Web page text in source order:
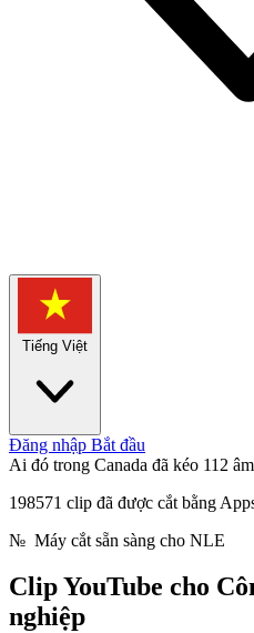
Tiếng Việt
Đăng nhập Bắt đầu
Ai đó trong Canada đã kéo 112
198571 clip đã được cắt bằng
№ Máy cắt sẵn sàng cho NLE
Clip YouTube cho
nghiệp